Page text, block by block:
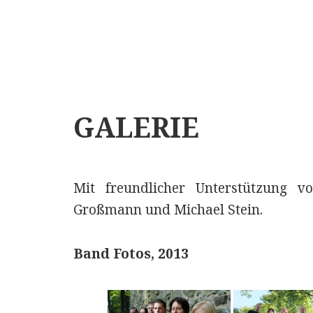
GALERIE
Mit freundlicher Unterstützung
Großmann und Michael Stein.
Band Fotos, 2013